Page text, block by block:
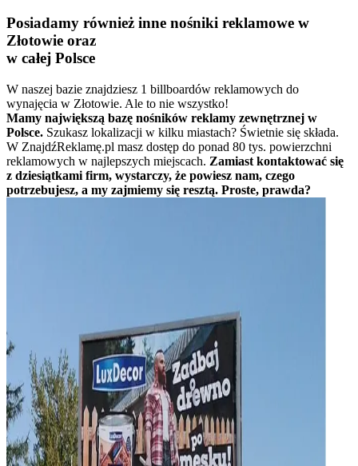
Posiadamy również inne nośniki reklamowe w
Złotowie oraz
w całej Polsce
W naszej bazie znajdziesz 1 billboardów reklamowych do
wynajęcia w Złotowie. Ale to nie wszystko!
Mamy największą bazę nośników reklamy zewnętrznej w
Polsce. Szukasz lokalizacji w kilku miastach? Świetnie się składa.
W ZnajdźReklamę.pl masz dostęp do ponad 80 tys. powierzchni
reklamowych w najlepszych miejscach. Zamiast kontaktować się
z dziesiątkami firm, wystarczy, że powiesz nam, czego
potrzebujesz, a my zajmiemy się resztą. Proste, prawda?